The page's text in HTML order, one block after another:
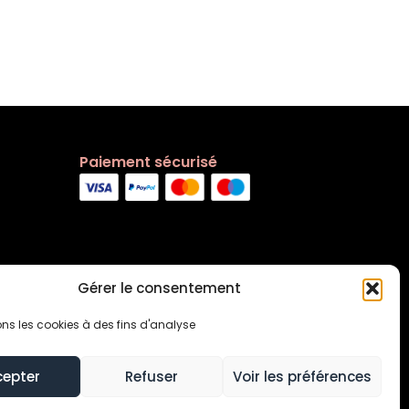
Gérer le consentement
les cookies à des fins d'analyse
Refuser Voir les préférences
Paiement sécurisé
générales